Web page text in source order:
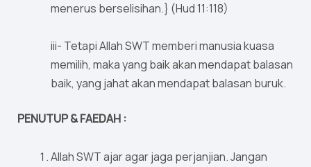
menerus berselisihan.} (Hud 11:118)
iii- Tetapi Allah SWT memberi manusia kuasa
memilih, maka yang baik akan mendapat balasan
baik, yang jahat akan mendapat balasan buruk.
PENUTUP & FAEDAH :
Allah SWT ajar agar jaga perjanjian. Jangan